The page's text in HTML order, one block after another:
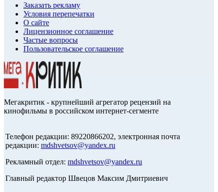
Заказать рекламу
Условия перепечатки
О сайте
Лицензионное соглашение
Частые вопросы
Пользовательское соглашение
Мегакритик - крупнейший агрегатор рецензий на
кинофильмы в российском интернет-сегменте
Телефон редакции: 89220866202, электронная почта
редакции: mdshvetsov@yandex.ru
Рекламный отдел: mdshvetsov@yandex.ru
Главный редактор Швецов Максим Дмитриевич